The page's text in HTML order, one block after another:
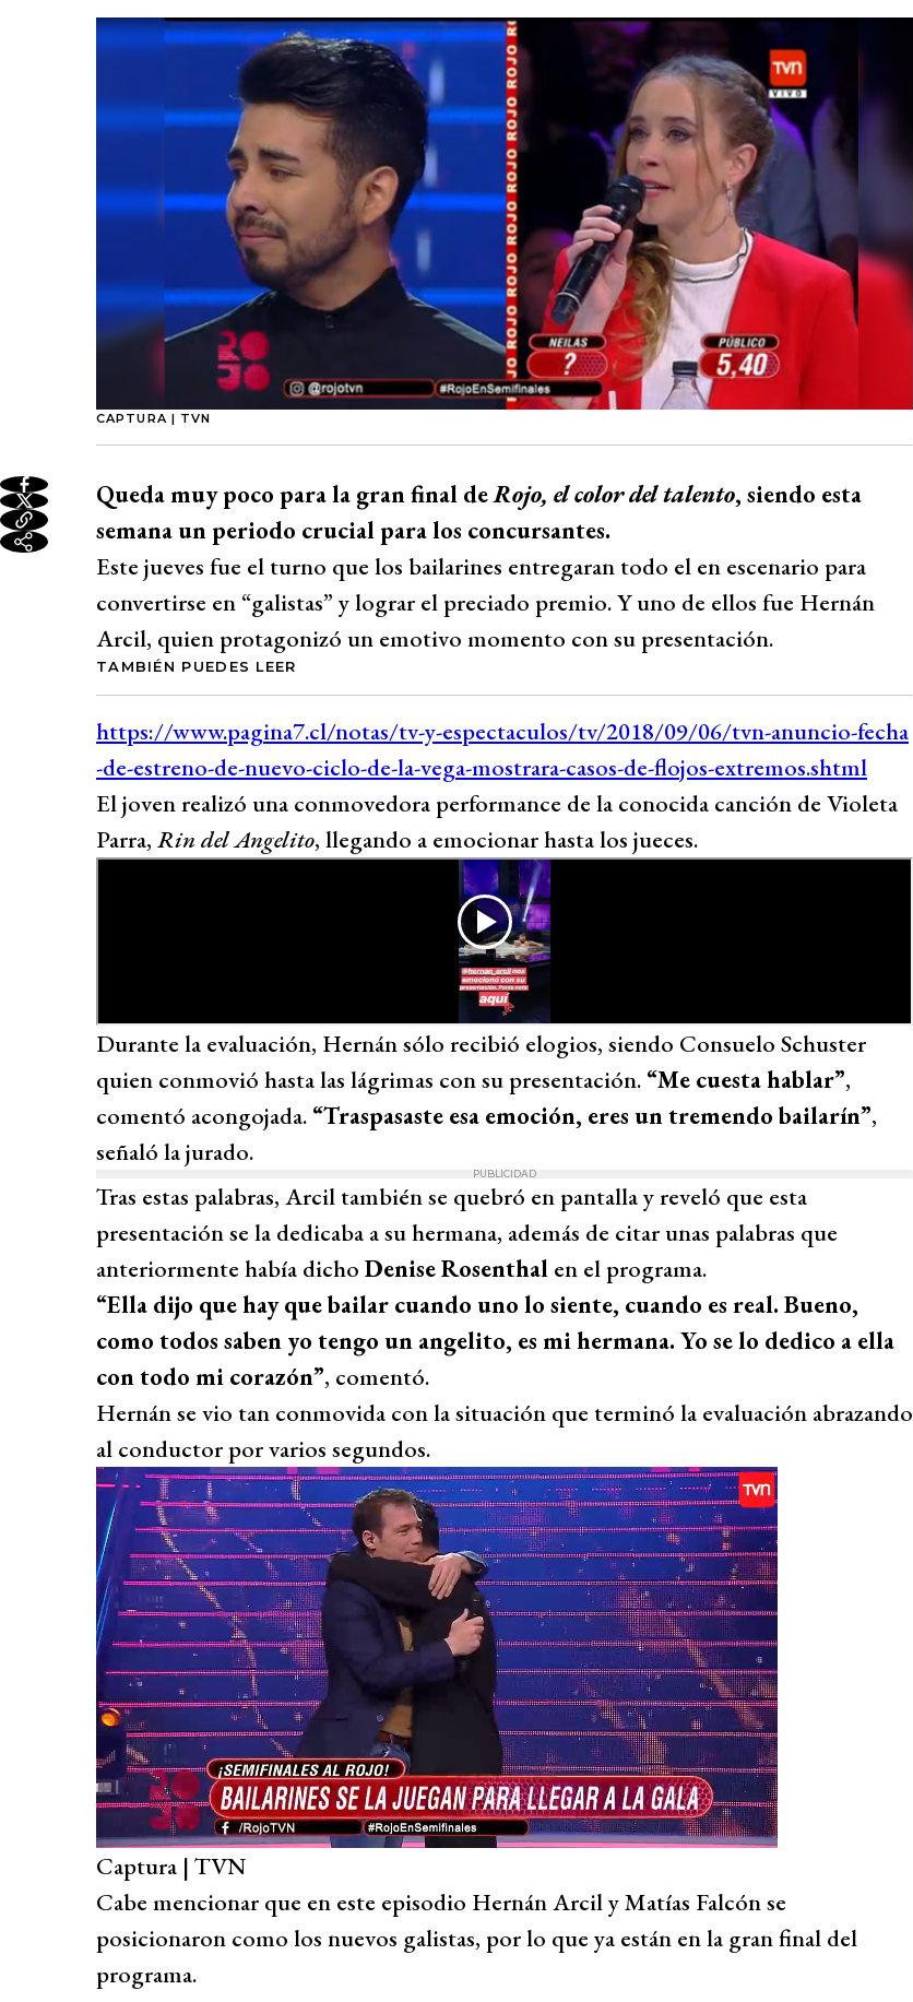
CAPTURA | TVN
Queda muy poco para la gran final deRojo, el color del talento, siendo esta
semana un periodo crucial para los concursantes.
Este jueves fue el turno que los bailarines entregaran todo el en escenario para
convertirse en “galistas” y lograr el preciado premio. Y uno de ellos fue Hernán
Arcil, quien protagonizó un emotivo momento con su presentación.
TAMBIÉN PUEDES LEER
El joven realizó una conmovedora performance de la conocida canción de Violeta
Parra, Rin del Angelito, llegando a emocionar hasta los jueces.
Durante la evaluación, Hernán sólo recibió elogios, siendo Consuelo Schuster
quien conmovió hasta las lágrimas con su presentación. “Me cuesta hablar”,
comentó acongojada. “Traspasaste esa emoción, eres un tremendo bailarín”,
señaló la jurado.
PUBLICIDAD
Tras estas palabras, Arcil también se quebró en pantalla y reveló que esta
presentación se la dedicaba a su hermana, además de citar unas palabras que
anteriormente había dicho Denise Rosenthal en el programa.
“Ella dijo que hay que bailar cuando uno lo siente, cuando es real. Bueno,
como todos saben yo tengo un angelito, es mi hermana. Yo se lo dedico a ella
con todo mi corazón”, comentó.
Hernán se vio tan conmovida con la situación que terminó la evaluación abrazando
al conductor por varios segundos.
Captura | TVN
Cabe mencionar que en este episodio Hernán Arcil y Matías Falcón se
posicionaron como los nuevos galistas, por lo que ya están en la gran final del
programa.